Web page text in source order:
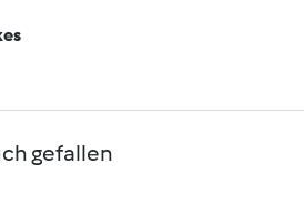
gefallen